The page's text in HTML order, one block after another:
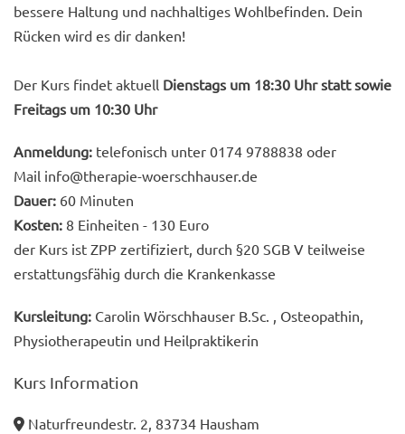
bessere Haltung und nachhaltiges Wohlbefinden. Dein
Rücken wird es dir danken!
Der Kurs findet aktuell Dienstags um 18:30 Uhr statt sowie
Freitags um 10:30 Uhr
Anmeldung: telefonisch unter 0174 9788838 oder
Mail info@therapie-woerschhauser.de
Dauer: 60 Minuten
Kosten: 8 Einheiten - 130 Euro
der Kurs ist ZPP zertifiziert, durch §20 SGB V teilweise
erstattungsfähig durch die Krankenkasse
Kursleitung: Carolin Wörschhauser B.Sc. , Osteopathin,
Physiotherapeutin und Heilpraktikerin
Kurs Information
Naturfreundestr. 2, 83734 Hausham